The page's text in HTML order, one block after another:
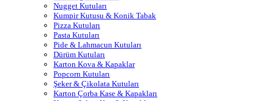
Nugget Kutuları
Kumpir Kutusu & Konik Tabak
Pizza Kutuları
Pasta Kutuları
Pide & Lahmacun Kutuları
Dürüm Kutuları
Karton Kova & Kapaklar
Popcorn Kutuları
Şeker & Çikolata Kutuları
Karton Çorba Kase & Kapakları